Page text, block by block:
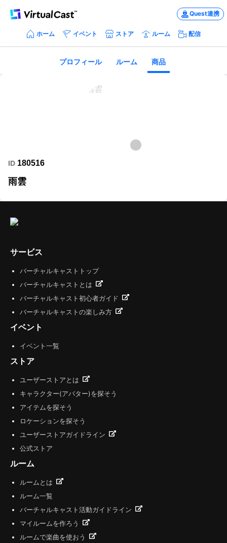
Quest連携
ホーム イベント ストア ルーム 配信
プロフィール ルーム 商品
ID 180516
雨雲
サービス
バーチャルキャストトップ
バーチャルキャストとは
バーチャルキャスト初心者ガイド
バーチャルキャストの楽しみ方
イベント
イベント一覧
ストア
ユーザーストアとは
キャラクター(アバター)を探そう
アイテムを探そう
ロケーションを探そう
ユーザーストアガイドライン
公式ストア
ルーム
ルームとは
ルーム一覧
バーチャルキャスト活動ガイドライン
マイルームを作ろう
ルームで楽曲を使おう